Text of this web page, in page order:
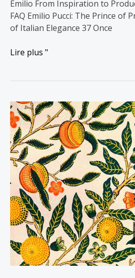
Emilio From Inspiration to
FAQ Emilio Pucci: The Prince of
of Italian Elegance 37 Once
Lire plus "
Nature
intemporelle
:
10
célèbres
motifs
de
William
Morris
et
leur
héritage
durable